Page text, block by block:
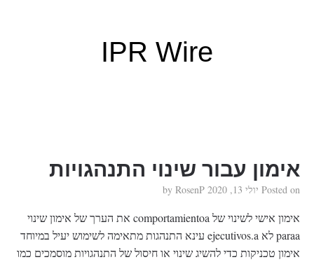
IPR Wire
אימון עבור שינוי התנהגויות
Posted on יולי 13, 2020 RosenP
אימון אישי לשינוי של comportamientoa את הערך של אימון שינוי
paraa לא ejecutivos.a עינא התנהגות מתאימה לשימוש יעיל במיוחד
אימון טכניקות כדי להשיג שינוי או חיסול של התנהגויות מוסמכים כמו